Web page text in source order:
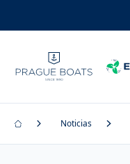
Noticias